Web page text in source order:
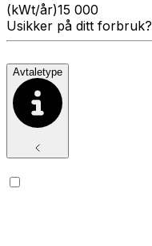
(kWt/år)15 000
Usikker på ditt forbruk?
Avtaletype